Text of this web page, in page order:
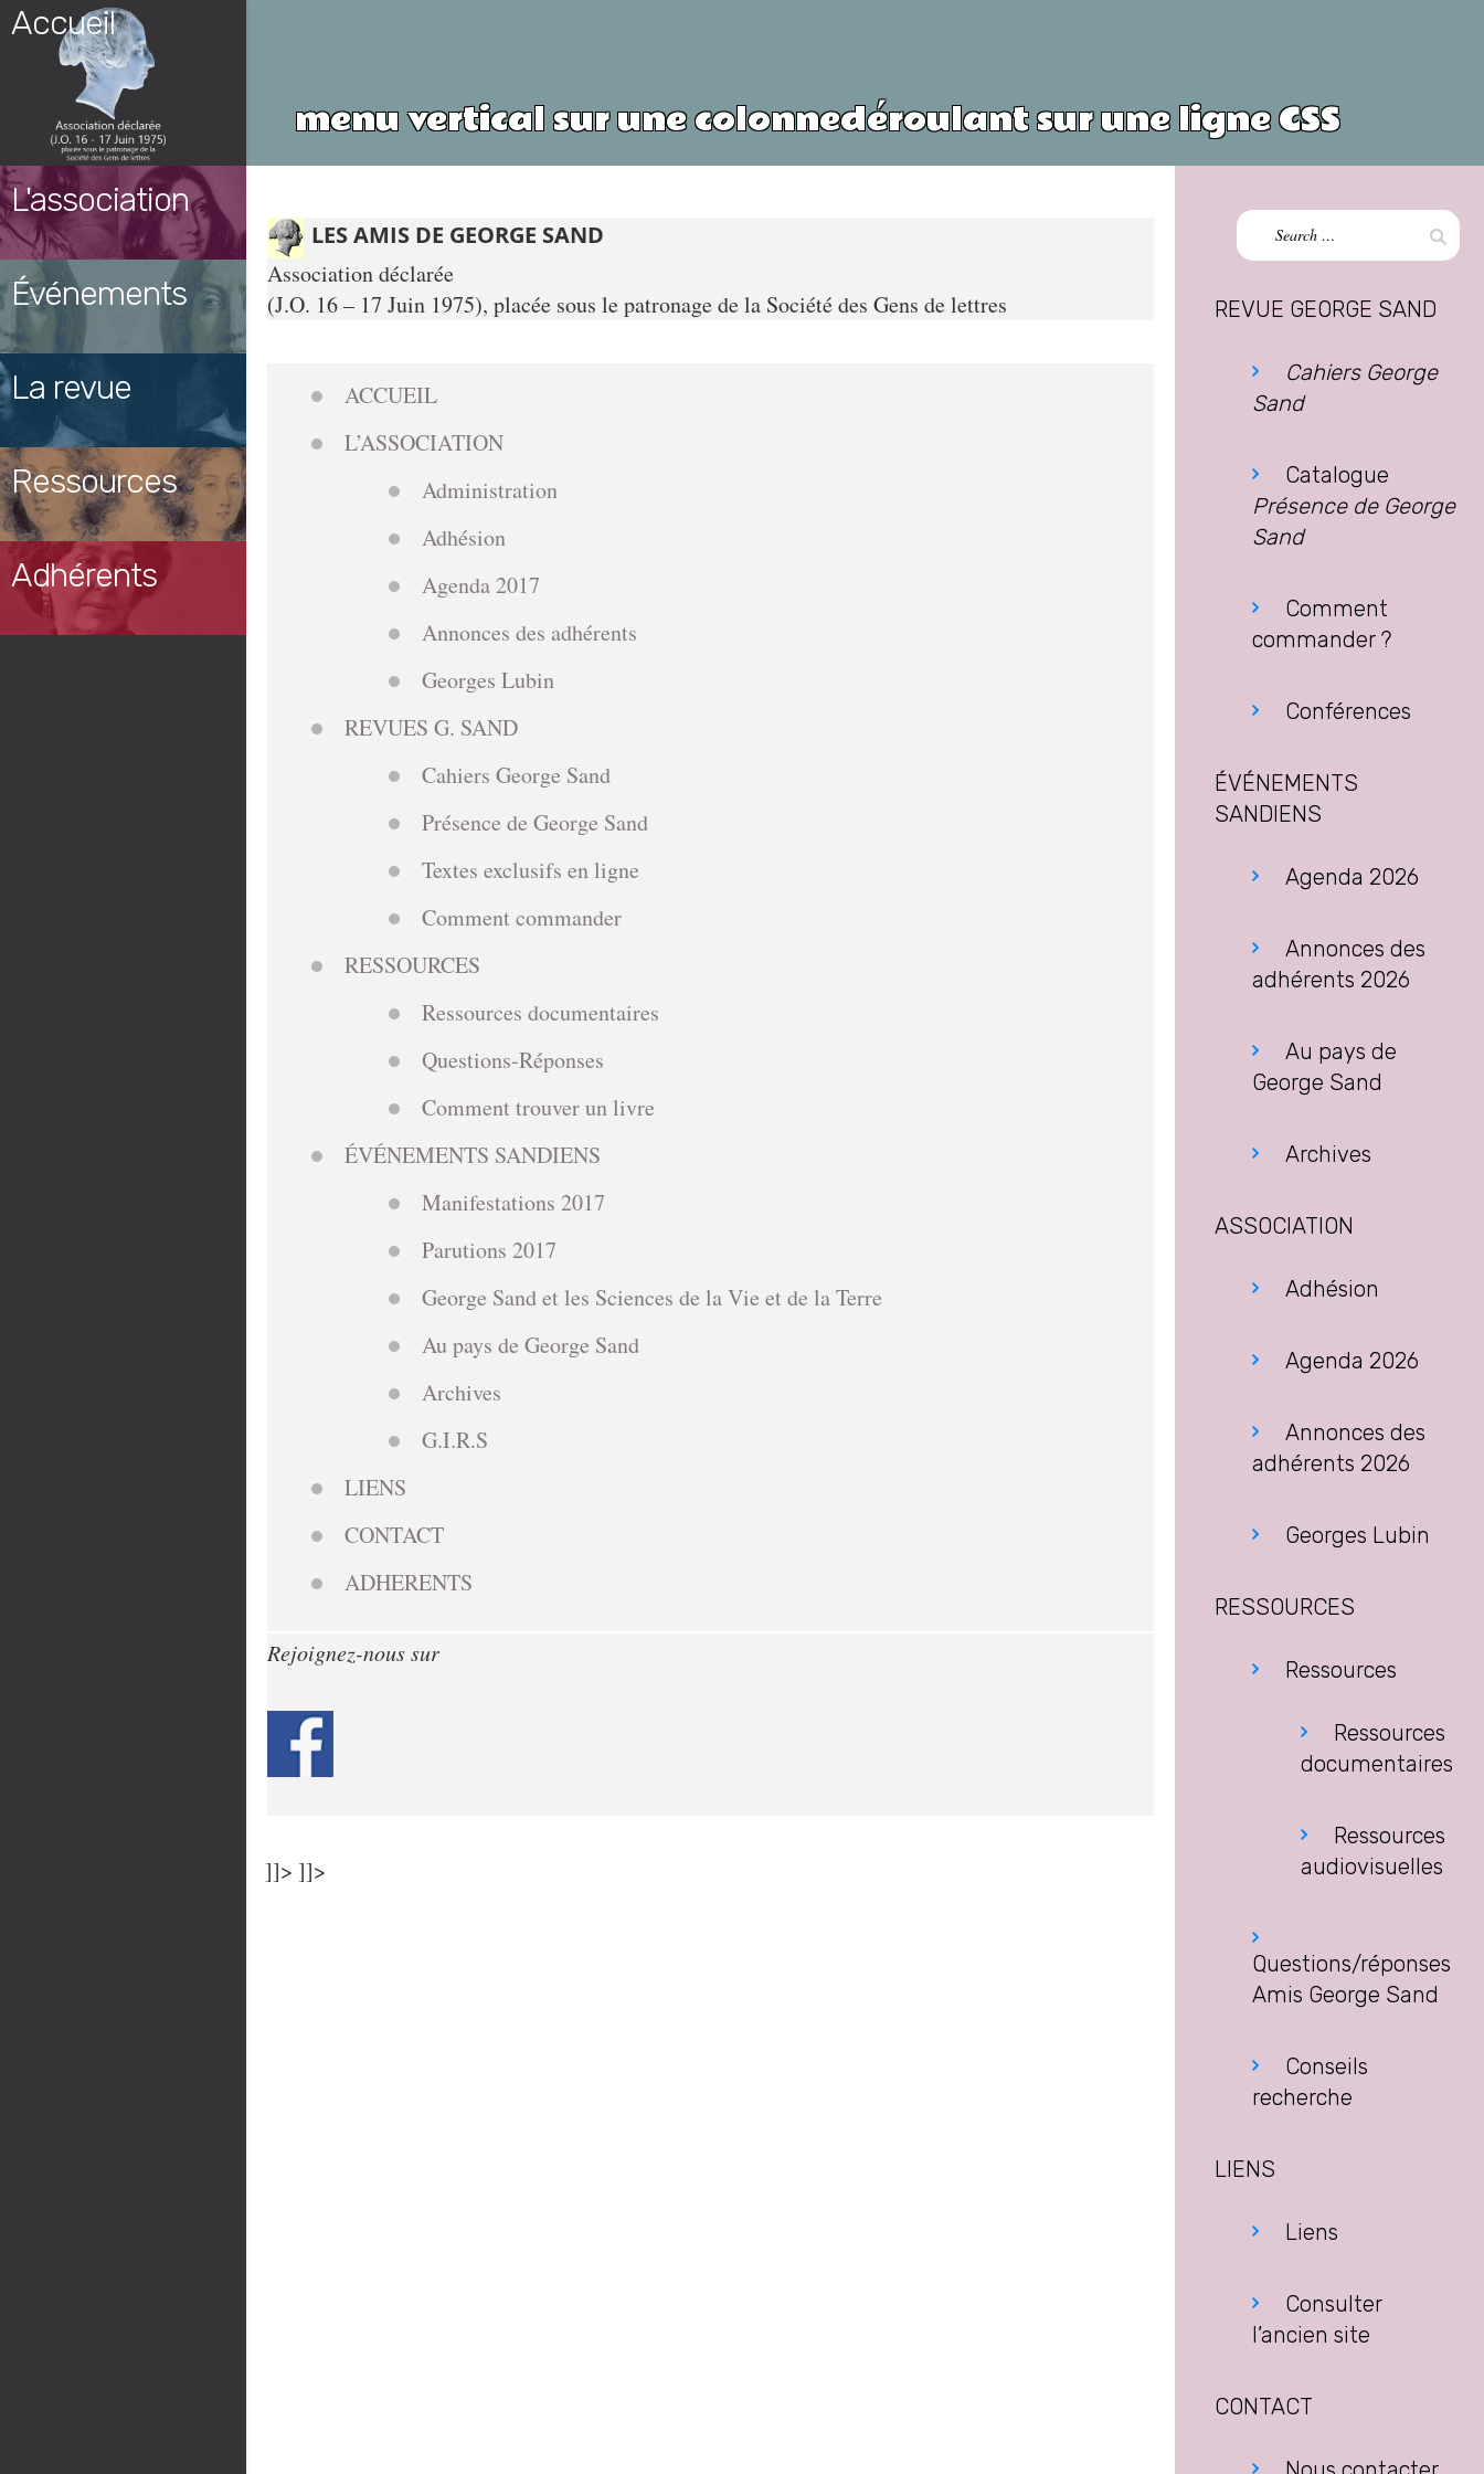
Skip
content
Accueil
L'association
Événements
La revue
Ressources
Adhérents
menu vertical sur une colonnedéroulant sur une ligne CSS
LES AMIS DE GEORGE SAND
Association déclarée
(J.O. 16 – 17 Juin 1975), placée sous le patronage de la Société des Gens de lettres
ACCUEIL
L’ASSOCIATION
Administration
Adhésion
Agenda 2017
Annonces des adhérents
Georges Lubin
REVUES G. SAND
Cahiers George Sand
Présence de George Sand
Textes exclusifs en ligne
Comment commander
RESSOURCES
Ressources documentaires
Questions-Réponses
Comment trouver un livre
ÉVÉNEMENTS SANDIENS
Manifestations 2017
Parutions 2017
George Sand et les Sciences de la Vie et de la Terre
Au pays de George Sand
Archives
G.I.R.S
LIENS
CONTACT
ADHERENTS
Rejoignez-nous sur
]]> ]]>
Search
for:
REVUE GEORGE SAND
Cahiers George
Sand
Catalogue
Présence de George
Sand
Comment
commander ?
Conférences
ÉVÉNEMENTS
SANDIENS
Agenda 2026
Annonces des
adhérents 2026
Au pays de
George Sand
Archives
ASSOCIATION
Adhésion
Agenda 2026
Annonces des
adhérents 2026
Georges Lubin
RESSOURCES
Ressources
Ressources
documentaires
Ressources
audiovisuelles
Questions/réponses
Amis George Sand
Conseils
recherche
LIENS
Liens
Consulter
l’ancien site
CONTACT